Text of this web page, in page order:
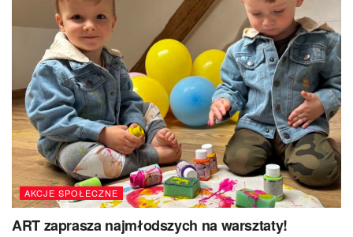
AKCJE SPOŁECZNE
ART zaprasza najmłodszych na warsztaty!